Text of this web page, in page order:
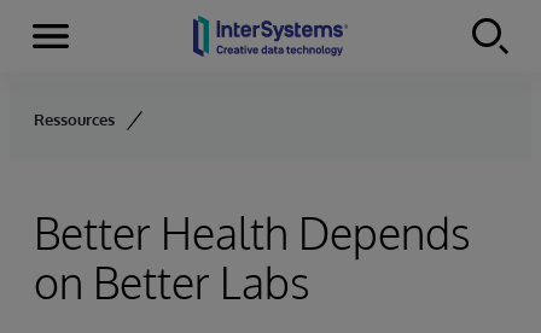
Skip to content
Menu
Ressources
Better Health Depends
on Better Labs